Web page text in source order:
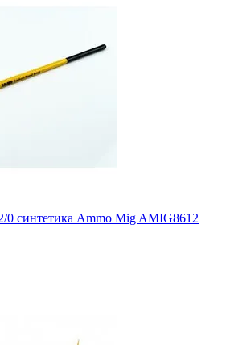
0 синтетика Ammo Mig AMIG8612